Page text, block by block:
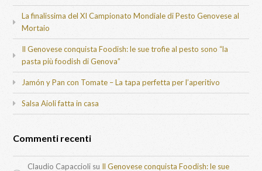
La finalissima del XI Campionato Mondiale di Pesto Genovese al
Mortaio
Il Genovese conquista Foodish: le sue trofie al pesto sono “la
pasta più foodish di Genova”
Jamón y Pan con Tomate – La tapa perfetta per l’aperitivo
Salsa Aioli fatta in casa
Commenti recenti
Claudio Capaccioli su Il Genovese conquista Foodish: le sue